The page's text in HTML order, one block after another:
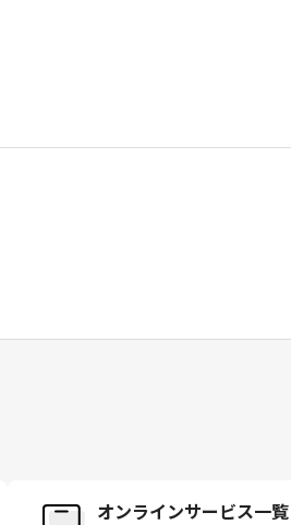
オンラインサービス一覧